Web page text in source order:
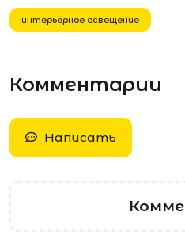
интерьерное освещение
Комментарии
Написать